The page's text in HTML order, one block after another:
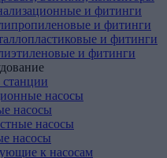
и фитинги
и фитинги
и фитинги
и фитинги
насосы
насосы
насосы
насосы
к насосам